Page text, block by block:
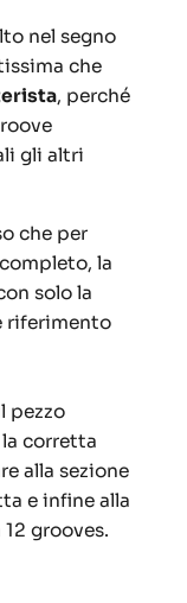
nel segno
che
, perché
gli altri
che per
la
solo la
riferimento
pezzo
corretta
alla sezione
e infine alla
grooves.